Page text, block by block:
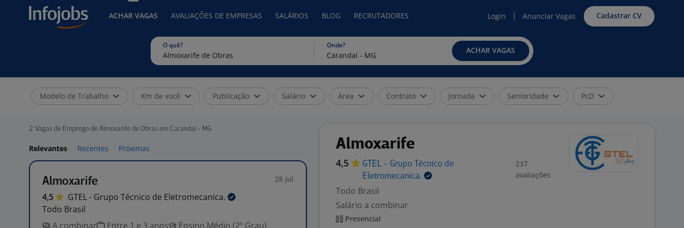
ACHAR VAGAS AVALIAÇÕES DE EMPRESAS SALÁRIOS BLOG RECRUTADORES Login Anunciar Vagas Cadastrar CV
O quê? Onde?
ACHAR VAGAS
Modelo de Trabalho Km de você Publicação Salário Área Contrato Jornada Senioridade PcD
2 Vagas de Emprego de Almoxarife de Obras em Carandaí - MG
Relevantes Recentes Próximas
Almoxarife 28 jul
4,5 GTEL - Grupo Técnico de Eletromecanica.
Todo Brasil
A combinar
Entre 1 e 3 anos Ensino Médio (2º Grau)
Almoxarife
4,5
GTEL - Grupo Técnico de
Eletromecanica.
237
avaliações
Todo Brasil
Salário a combinar
Presencial